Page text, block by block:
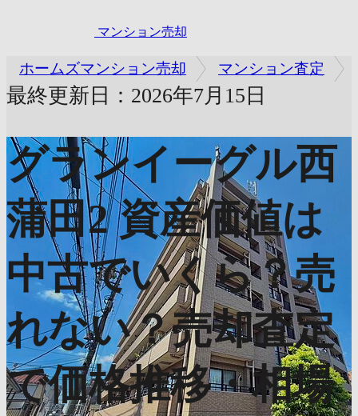
マンション売却
ホームズマンション売却 マンション査定
最終更新日：2026年7月15日
グランイーグル西
蒲田2 資産価値は
中古でいくら？売
れない？売却査定
で価格推移・相場